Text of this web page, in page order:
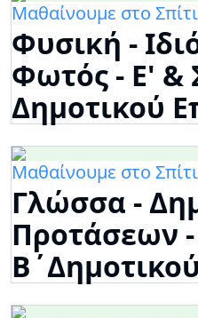
Μαθαίνουμε στο Σπίτι
Φυσική -
Φωτός - Ε' &
Δημοτικού
Μαθαίνουμε στο Σπίτι
Γλώσσα -
Προτάσεων